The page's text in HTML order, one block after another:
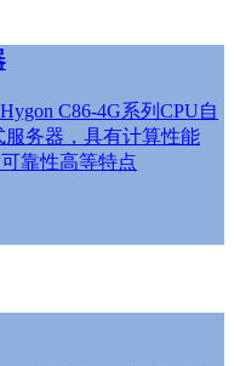
C86-4G系列CPU自
务器，具有计算性能
靠性高等特点